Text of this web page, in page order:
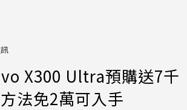
X300 Ultra預購送7千
法免2萬可入手